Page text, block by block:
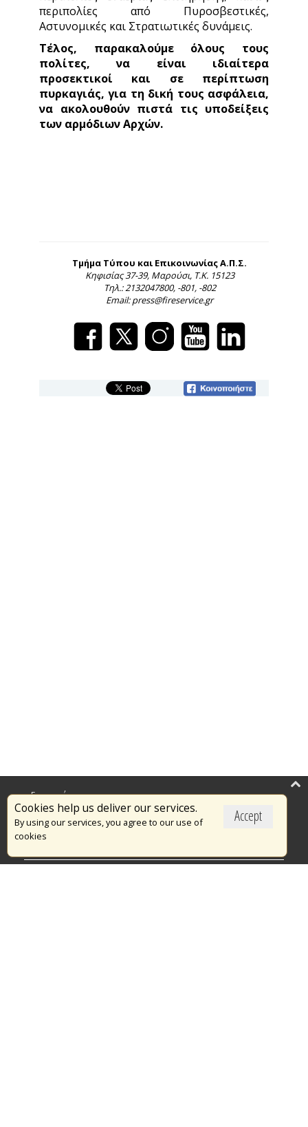
περιπολίες από Πυροσβεστικές,
Αστυνομικές και Στρατιωτικές δυνάμεις.
Τέλος, παρακαλούμε όλους τους
πολίτες, να είναι ιδιαίτερα
προσεκτικοί και σε περίπτωση
πυρκαγιάς, για τη δική τους ασφάλεια,
να ακολουθούν πιστά τις υποδείξεις
των αρμόδιων Αρχών.
Τμήμα Τύπου και Επικοινωνίας Α.Π.Σ.
Κηφισίας 37-39, Μαρούσι, Τ.Κ. 15123
Τηλ.: 2132047800, -801, -802
Email: press@fireservice.gr
Accept
Cookies help us deliver our services.
By using our services, you agree to our use of
cookies
Επικαιρότητα
Το Πυροσβεστικό Σώμα